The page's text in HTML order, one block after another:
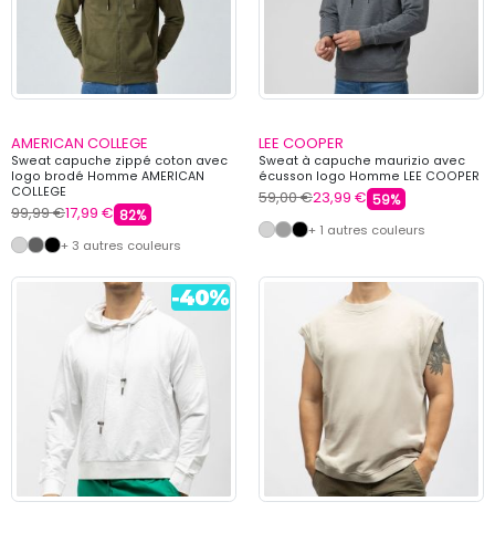
AMERICAN COLLEGE
Sweat capuche zippé coton avec
logo brodé Homme AMERICAN
COLLEGE
99,99 €17,99 € 82%
+ 3 autres couleurs
LEE COOPER
Sweat à capuche maurizio avec
écusson logo Homme LEE COOPER
59,00 €23,99 € 59%
+ 1 autres couleurs